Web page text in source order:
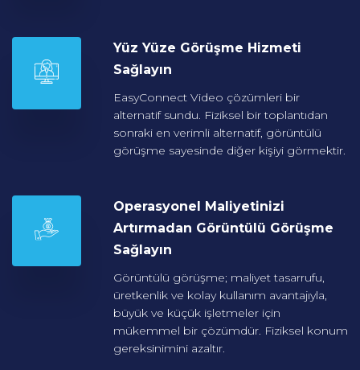
Yüz Yüze Görüşme Hizmeti
Sağlayın
EasyConnect Video çözümleri bir
alternatif sundu. Fiziksel bir toplantıdan
sonraki en verimli alternatif, görüntülü
görüşme sayesinde diğer kişiyi görmektir.
Operasyonel Maliyetinizi
Artırmadan Görüntülü Görüşme
Sağlayın
Görüntülü görüşme; maliyet tasarrufu,
üretkenlik ve kolay kullanım avantajıyla,
büyük ve küçük işletmeler için
mükemmel bir çözümdür. Fiziksel konum
gereksinimini azaltır.